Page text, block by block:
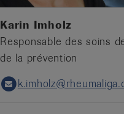
Karin Imholz
Responsable des soins
de la prévention
Email